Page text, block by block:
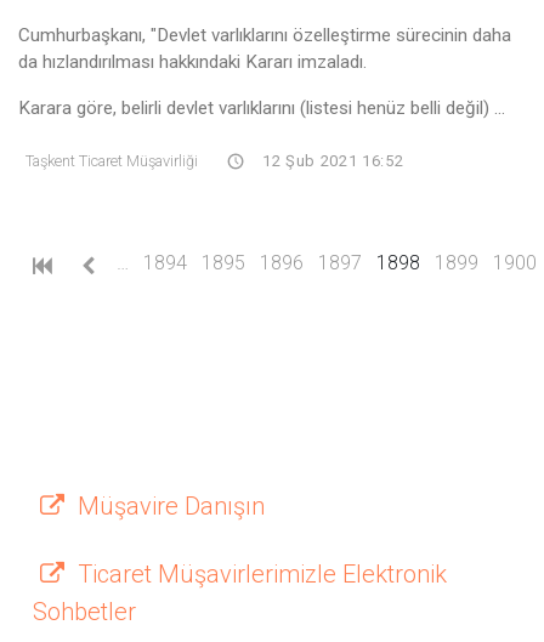
Cumhurbaşkanı, "Devlet varlıklarını özelleştirme sürecinin daha
da hızlandırılması hakkındaki Kararı imzaladı.
Karara göre, belirli devlet varlıklarını (listesi henüz belli değil) ...
Taşkent Ticaret Müşavirliği 12 Şub 2021 16:52
1894 1895 1896 1897 1898 (current)
1899 1900
Müşavire Danışın
Ticaret Müşavirlerimizle Elektronik
Sohbetler